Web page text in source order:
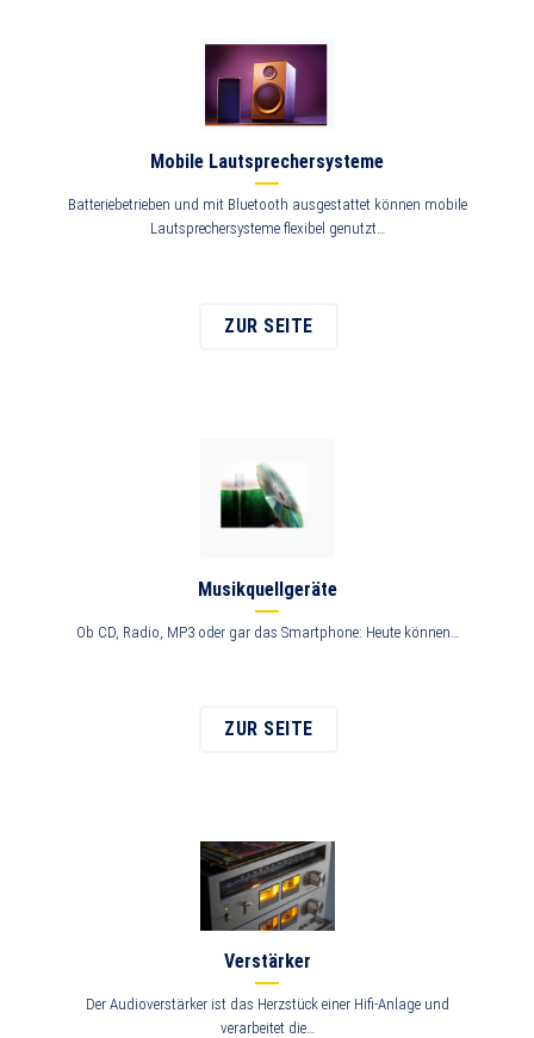
Mobile Lautsprechersysteme
Batteriebetrieben und mit Bluetooth ausgestattet können mobile
Lautsprechersysteme flexibel genutzt…
ZUR SEITE
Musikquellgeräte
Ob CD, Radio, MP3 oder gar das Smartphone: Heute können…
ZUR SEITE
Verstärker
Der Audioverstärker ist das Herzstück einer Hifi-Anlage und
verarbeitet die…